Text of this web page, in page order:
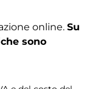
online. Su
sono